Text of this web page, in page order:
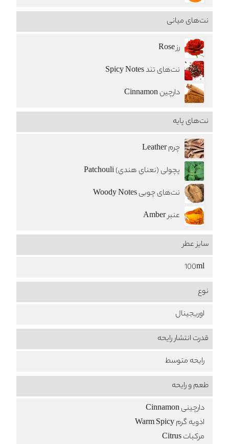
نت‌های میانی
رز Rose
نت‌های تند Spicy Notes
دارچین Cinnamon
نت‌های پایه
چرم Leather
پچولی (نعنای هندی) Patchouli
نت‌های چوبی Woody Notes
عنبر Amber
سایز عطر
100ml
نوع
اوریجینال
قدرت انتشار رایحه
رایحه متوسط
طعم‌ و رایحه
دارچینی Cinnamon
ادویه گرم Warm Spicy
مرکبات Citrus